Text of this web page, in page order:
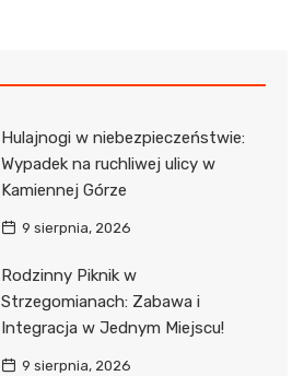
Hulajnogi w niebezpieczeństwie:
Wypadek na ruchliwej ulicy w
Kamiennej Górze
9 sierpnia, 2026
Rodzinny Piknik w
Strzegomianach: Zabawa i
Integracja w Jednym Miejscu!
9 sierpnia, 2026